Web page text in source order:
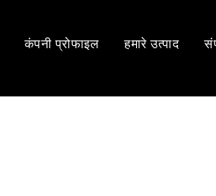
कंपनी प्रोफाइल हमारे उत्पाद